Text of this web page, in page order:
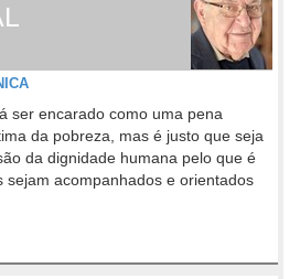
ser encarado como uma pena
da pobreza, mas é justo que seja
da dignidade humana pelo que é
sejam acompanhados e orientados